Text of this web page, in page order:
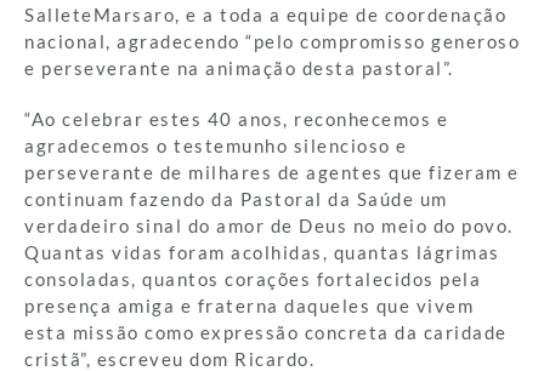
SalleteMarsaro, e a toda a equipe de coordenação
nacional, agradecendo “pelo compromisso generoso
e perseverante na animação desta pastoral”.
“Ao celebrar estes 40 anos, reconhecemos e
agradecemos o testemunho silencioso e
perseverante de milhares de agentes que fizeram e
continuam fazendo da Pastoral da Saúde um
verdadeiro sinal do amor de Deus no meio do povo.
Quantas vidas foram acolhidas, quantas lágrimas
consoladas, quantos corações fortalecidos pela
presença amiga e fraterna daqueles que vivem
esta missão como expressão concreta da caridade
cristã”, escreveu dom Ricardo.